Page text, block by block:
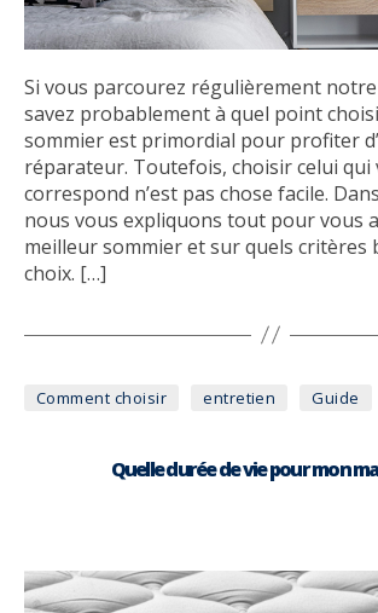
Si vous parcourez régulièrement
savez probablement à quel point
sommier est primordial pour profiter
réparateur. Toutefois, choisir celui qui
correspond n’est pas chose facile.
nous vous expliquons tout pour vous
meilleur sommier et sur quels critères
choix. […]
Catégories
Comment choisir entretien Guide
Quelle durée de vie pour mon